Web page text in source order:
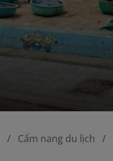
Cẩm nang du lịch